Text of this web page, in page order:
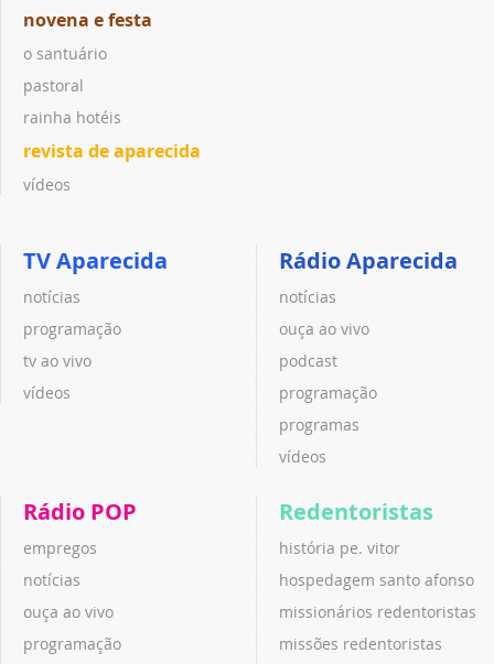
novena e festa
o santuário
pastoral
rainha hotéis
revista de aparecida
vídeos
TV Aparecida
notícias
programação
tv ao vivo
vídeos
Rádio Aparecida
notícias
ouça ao vivo
podcast
programação
programas
vídeos
Rádio POP
empregos
notícias
ouça ao vivo
programação
Redentoristas
história pe. vitor
hospedagem santo afonso
missionários redentoristas
missões redentoristas